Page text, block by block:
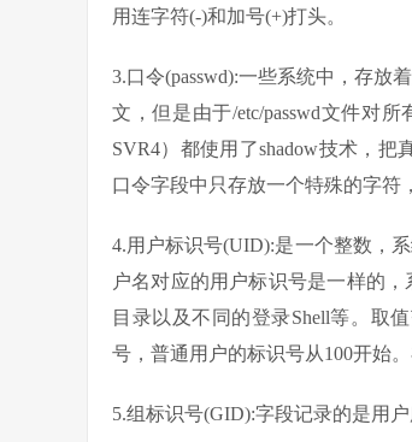
用连字符(-)和加号(+)打头。
3.口令(passwd):一些系统中，存放
文，但是由于/etc/passwd文件对
SVR4）都使用了shadow技术，把
口令字段中只存放一个特殊的字符
4.用户标识号(UID):是一个整数，
户名对应的用户标识号是一样的
目录以及不同的登录Shell等。取
号，普通用户的标识号从100开始
5.组标识号(GID):字段记录的是用